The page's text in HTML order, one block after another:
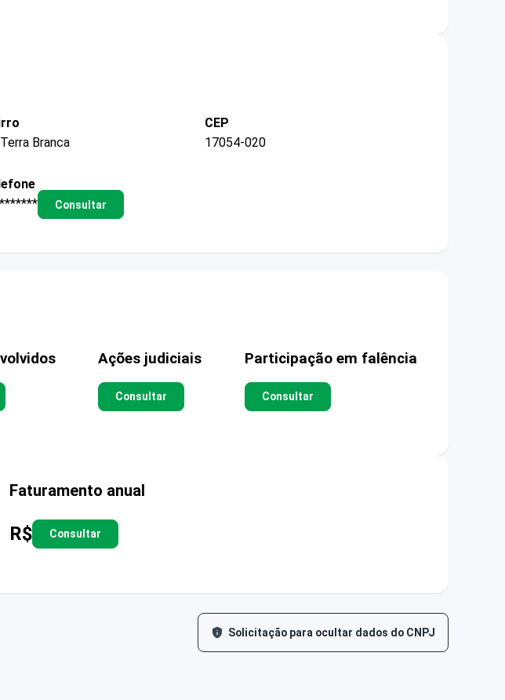
Branca
CEP
17054-020
Consultar
Ações judiciais
Consultar
Participação em falência
Consultar
Faturamento anual
R$ Consultar
Solicitação para ocultar dados do CNPJ